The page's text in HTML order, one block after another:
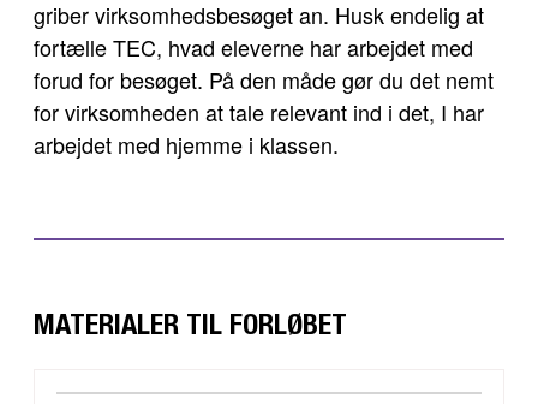
griber virksomhedsbesøget an. Husk endelig at
fortælle TEC, hvad eleverne har arbejdet med
forud for besøget. På den måde gør du det nemt
for virksomheden at tale relevant ind i det, I har
arbejdet med hjemme i klassen.
MATERIALER TIL FORLØBET